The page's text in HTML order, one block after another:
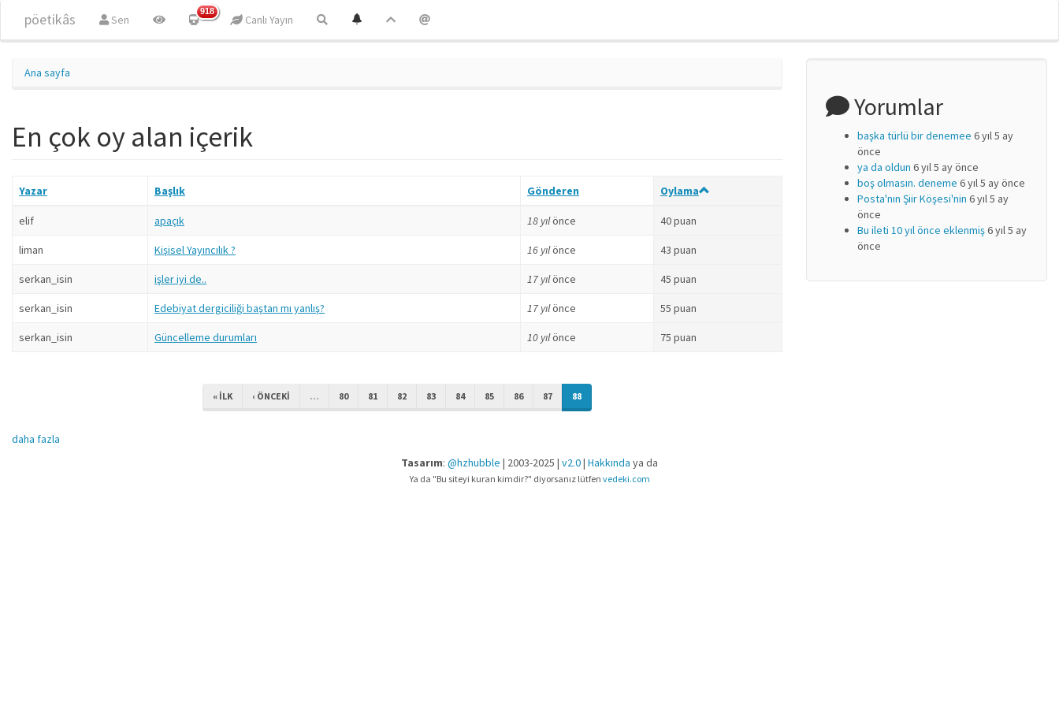
pöetikâs Sen
918
Canlı Yayın
Ana sayfa
En çok oy alan içerik
Yazar Başlık Gönderen Oylama
elif apaçık 18 yılönce 40 puan
liman Kişisel Yayıncılık ? 16 yılönce 43 puan
serkan_isin işler iyi de.. 17 yılönce 45 puan
serkan_isin Edebiyat dergiciliği baştan mı yanlış? 17 yılönce 55 puan
serkan_isin Güncelleme durumları 10 yılönce 75 puan
« ILK ‹ ÖNCEKI … 80 81 82 83 84 85 86 87 88
daha fazla
Yorumlar
başka türlü bir denemee 6 yıl 5 ay
önce
ya da oldun 6 yıl 5 ay önce
boş olmasın. deneme 6 yıl 5 ay önce
Posta'nın Şiir Köşesi'nin 6 yıl 5 ay
önce
Bu ileti 10 yıl önce eklenmiş6 yıl 5 ay
önce
Tasarım: @hzhubble | 2003-2025 | v2.0| Hakkında ya da
Ya da "Bu siteyi kuran kimdir?" diyorsanız lütfen vedeki.com